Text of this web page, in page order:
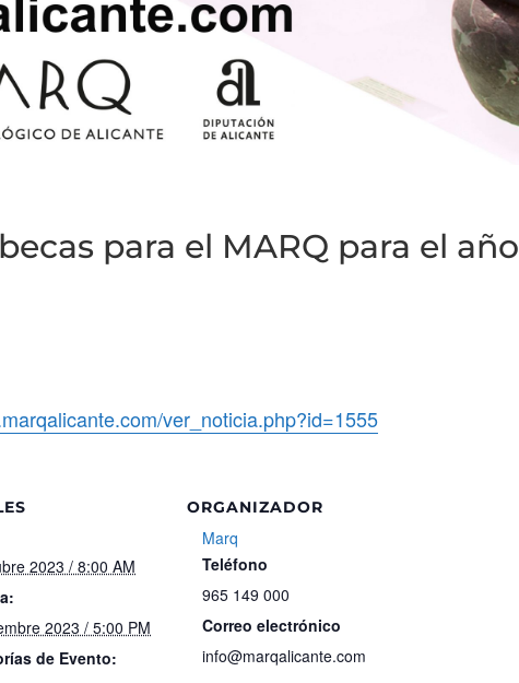
para el MARQ para el año
ver_noticia.php?id=1555
2023 / 8:00 AM
2023 / 5:00 PM
de Evento:
ORGANIZADOR
Marq
Teléfono
965 149 000
Correo electrónico
info@marqalicante.com